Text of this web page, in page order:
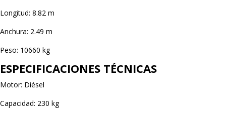
Longitud: 8.82 m
Anchura: 2.49 m
Peso: 10660 kg
ESPECIFICACIONES TÉCNICAS
Motor: Diésel
Capacidad: 230 kg